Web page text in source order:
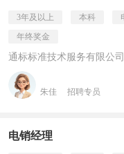
3年及以上 本科
年终奖金
通标标准技术服务有限公
朱佳 招聘专员
电销经理